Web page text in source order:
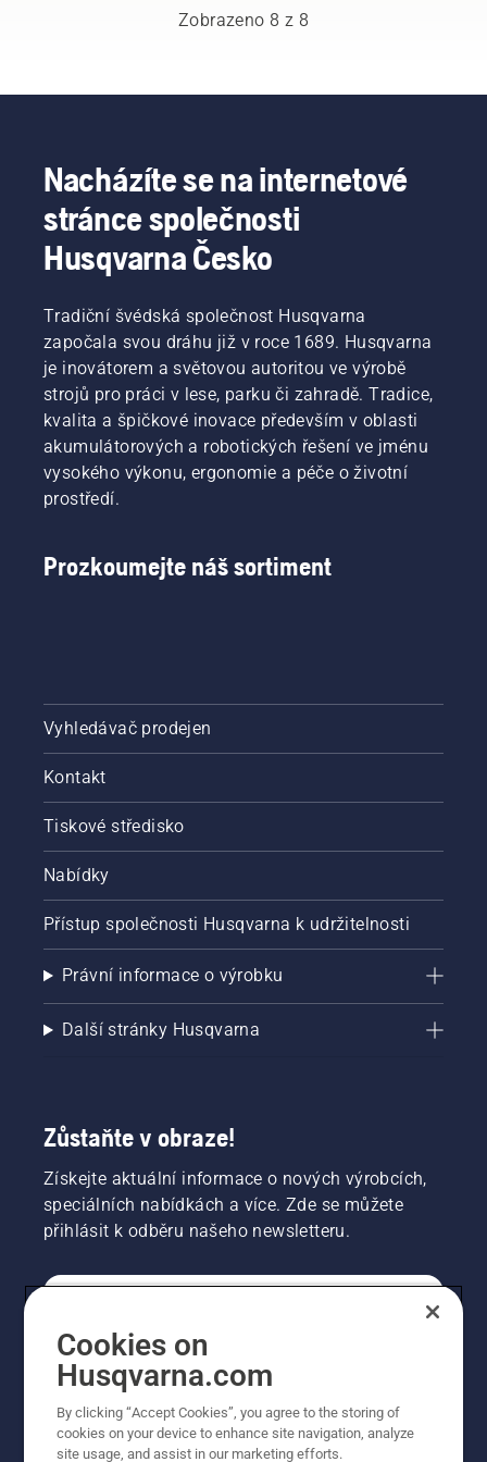
zda
systém
mazání
řetězu
vaší pily
Nejprve
zkontrolujte
hladinu
oleje.
Spusťte
řetězovou
pilu
a zkontrolujte,
zda je
vypnutá.
Zvyšte
od
kmene
stromu.
Olej na
kmeni
mazací
funguje.
řetězovou
veškeré
Zobrazeno 8 z 8
Nacházíte se na internetové
stránce společnosti
Husqvarna Česko
Tradiční švédská společnost Husqvarna
započala svou dráhu již v roce 1689. Husqvarna
je inovátorem a světovou autoritou ve výrobě
strojů pro práci v lese, parku či zahradě. Tradice,
kvalita a špičkové inovace především v oblasti
akumulátorových a robotických řešení ve jménu
vysokého výkonu, ergonomie a péče o životní
prostředí.
Prozkoumejte náš sortiment
Vyhledávač prodejen
Kontakt
Tiskové středisko
Nabídky
Přístup společnosti Husqvarna k udržitelnosti
Právní informace o výrobku
Další stránky Husqvarna
Zůstaňte v obraze!
Získejte aktuální informace o nových výrobcích,
speciálních nabídkách a více. Zde se můžete
přihlásit k odběru našeho newsletteru.
PROFESIONÁLNÍ
Cookies on
Husqvarna.com
By clicking “Accept Cookies”, you agree to the storing of
cookies on your device to enhance site navigation, analyze
site usage, and assist in our marketing efforts.